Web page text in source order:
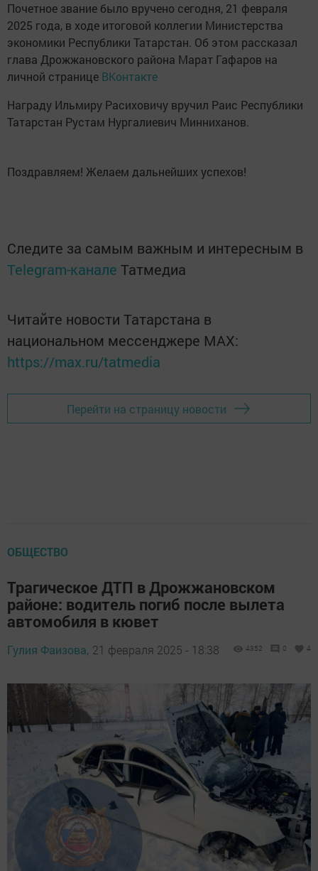
Почетное звание было вручено сегодня, 21 февраля
2025 года, в ходе итоговой коллегии Министерства
экономики Республики Татарстан. Об этом рассказал
глава Дрожжановского района Марат Гафаров на
личной странице ВКонтакте
Награду Ильмиру Расиховичу вручил Раис Республики
Татарстан Рустам Нургалиевич Минниханов.
Поздравляем! Желаем дальнейших успехов!
Следите за самым важным и интересным в
Telegram-канале Татмедиа
Читайте новости Татарстана в
национальном мессенджере MАХ:
https://max.ru/tatmedia
Перейти на страницу новости
ОБЩЕСТВО
Трагическое ДТП в Дрожжановском
районе: водитель погиб после вылета
автомобиля в кювет
Гулия Фаизова, 21 февраля 2025 - 18:38 4352 0 4